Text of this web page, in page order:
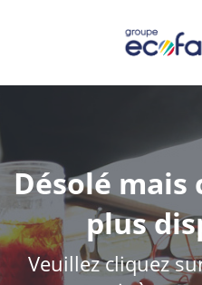
Désolé mais
plus
Veuillez cliquez